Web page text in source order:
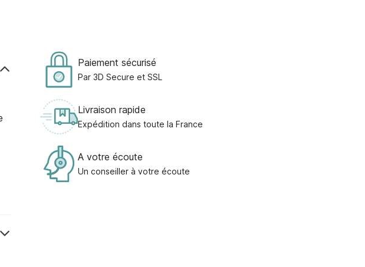
Paiement sécurisé
Par 3D Secure et SSL
Livraison rapide
Expédition dans toute la France
A votre écoute
Un conseiller à votre écoute